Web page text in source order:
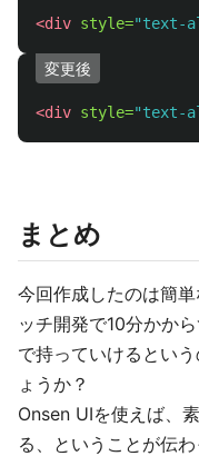
<div style="text-
変更後
<div style="text-
まとめ
今回作成したのは簡
ッチ開発で10分かか
で持っていけるとい
ょうか？
Onsen UIを使えば、
る、ということが伝わ